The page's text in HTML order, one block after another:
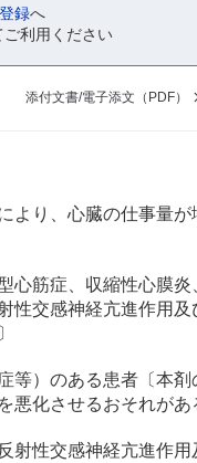
録へ
ご利用ください
添付文書/電子添文（PDF）
より、心臓の仕事量が
心筋症、収縮性心膜炎
性交感神経亢進作用及
等）のある患者〔本剤
悪化させるおそれがあ
射性交感神経亢進作用